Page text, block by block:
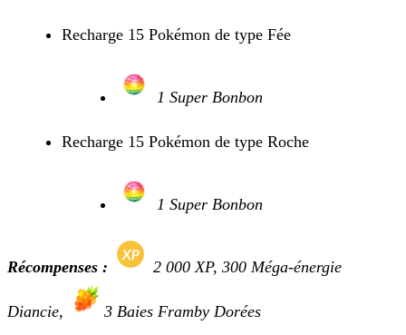
Recharge 15 Pokémon de type Fée
1 Super Bonbon
Recharge 15 Pokémon de type Roche
1 Super Bonbon
Récompenses : 2 000 XP, 300 Méga-énergie
Diancie, 3 Baies Framby Dorées